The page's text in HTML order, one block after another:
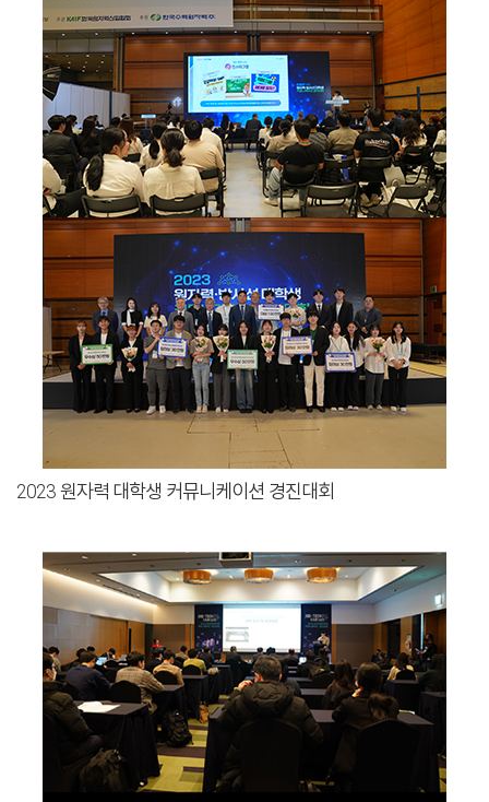
2023 원자력 대학생 커뮤니케이션 경진대회